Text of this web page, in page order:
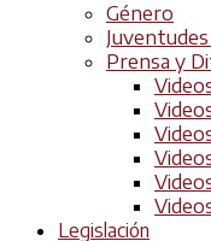
Género
Prensa y
Legislación